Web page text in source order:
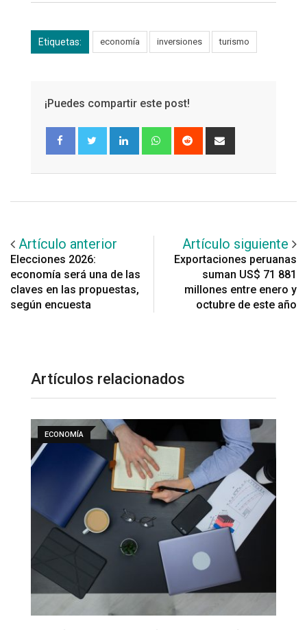
Etiquetas: economía inversiones turismo
¡Puedes compartir este post!
LinkedInWhatsapp
Reddit
via
Artículo anterior
Elecciones 2026:
economía será una de las
claves en las propuestas,
según encuesta
Artículo siguiente
Exportaciones peruanas
suman US$ 71 881
millones entre enero y
octubre de este año
Artículos relacionados
ECONOMÍA